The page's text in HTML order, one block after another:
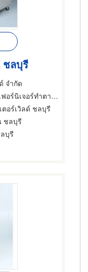
ชลบุรี
จำกัด
ตามสั่ง,ผู้ผลิตเฟอร์นิเจอร์
อร์เวิลด์ ชลบุรี
ชลบุรี
บุรี